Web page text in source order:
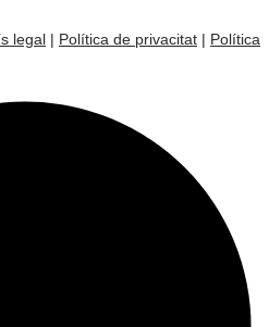
legal | Política de privacitat | Política